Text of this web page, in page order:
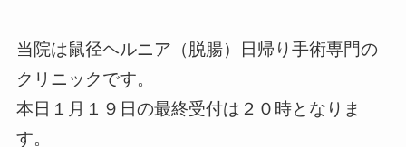
当院は鼠径ヘルニア（脱腸）日帰り手術専門の
クリニックです。
本日１月１９日の最終受付は２０時となりま
す。